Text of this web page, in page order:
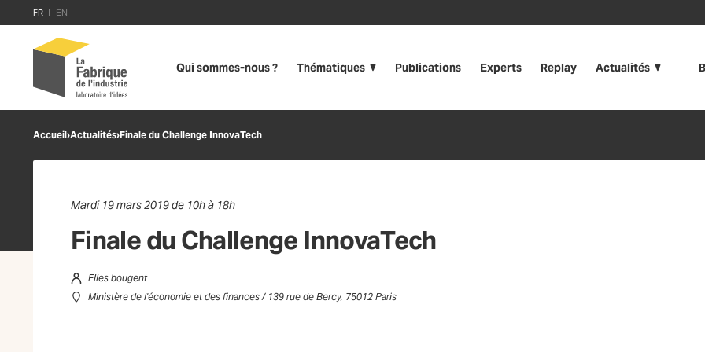
FR
EN
Qui sommes-nous ? Thématiques Publications Experts Replay Actualités
Accueil›Actualités›Finale du Challenge InnovaTech
Mardi 19 mars 2019 de 10h à 18h
Finale du Challenge InnovaTech
Elles bougent
Ministère de l'économie et des finances / 139 rue de Bercy, 75012 Paris